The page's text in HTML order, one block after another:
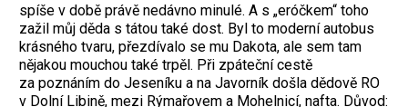
spíše v době právě nedávno minulé. A s „eróčkem“ toho
zažil můj děda s tátou také dost. Byl to moderní autobus
krásného tvaru, přezdívalo se mu Dakota, ale sem tam
nějakou mouchou také trpěl. Při zpáteční cestě
za poznáním do Jeseníku a na Javorník došla dědově RO
v Dolní Libině, mezi Rýmařovem a Mohelnicí, nafta. Důvod: